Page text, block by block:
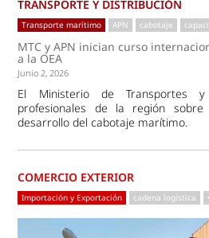
TRANSPORTE Y DISTRIBUCIÓN
Transporte marítimo APN cabotaje
MTC y APN inician curso
a la OEA
Junio 2, 2026
El Ministerio de Transportes
profesionales de la región
desarrollo del cabotaje marítimo.
COMERCIO EXTERIOR
Importación y Exportación cadena logística